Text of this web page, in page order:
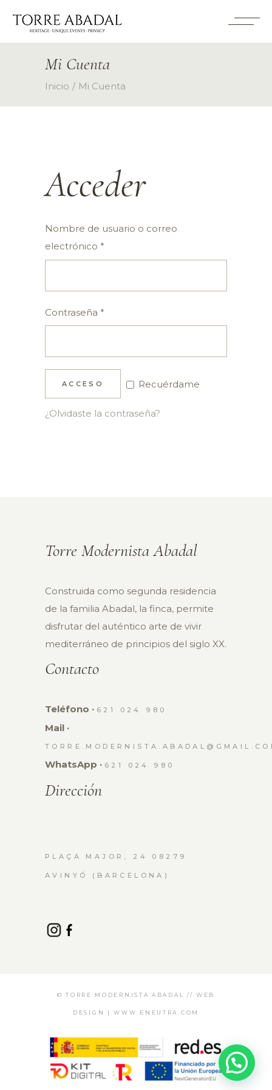
Mi Cuenta
Inicio Mi Cuenta
Acceder
Nombre de usuario o correo
electrónico *
Contraseña *
Recuérdame
ACCESO
¿Olvidaste la contraseña?
Torre Modernista Abadal
Construida como segunda residencia
de la familia Abadal, la finca, permite
disfrutar del auténtico arte de vivir
mediterráneo de principios del siglo XX.
Contacto
Teléfono · 621 024 980
Mail ·
WhatsApp · 621 024 980
Dirección
PLAÇA MAJOR, 24 08279
AVINYÓ (BARCELONA)
© TORRE MODERNISTA ABADAL // WEB
DESIGN |WWW.ENEUTRA.COM